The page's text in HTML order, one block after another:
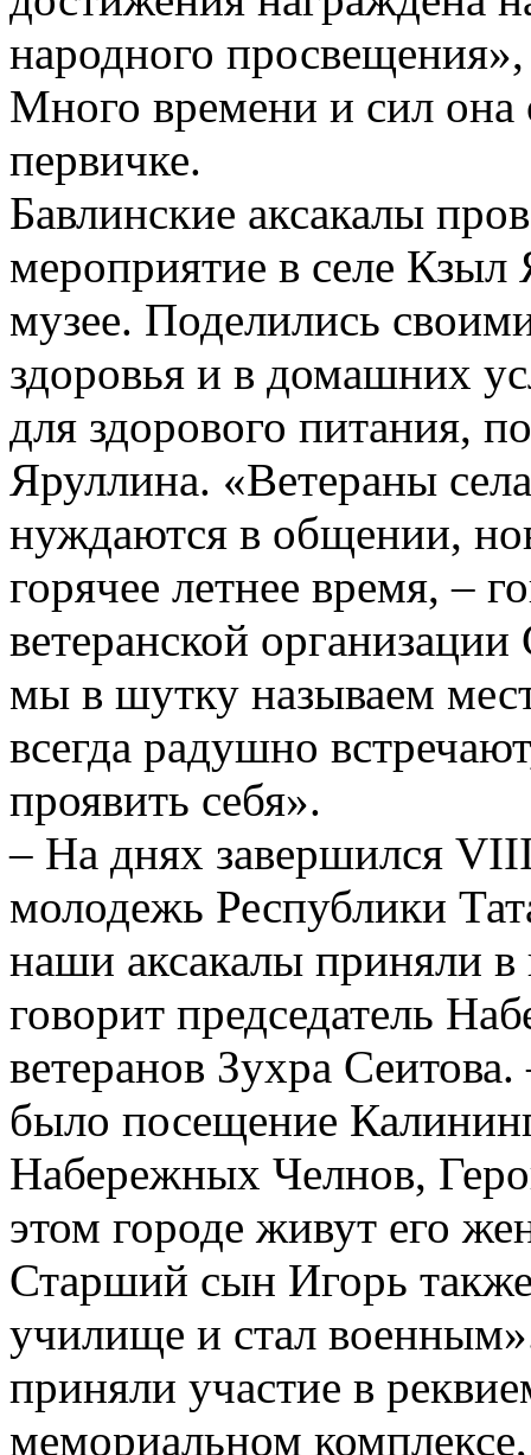
народного
Много времени и сил она
первичке.
Бавлинские аксакалы
мероприятие в селе
музее. Поделились
здоровья и в домашних
для здорового питания,
Яруллина. «Ветераны
нуждаются в общении,
горячее летнее время, –
ветеранской
мы в шутку называем
всегда радушно
проявить себя».
– На днях завершился
молодежь Республики
наши аксакалы приняли в
говорит председатель
ветеранов Зухра
было посещение
Набережных Челнов,
этом городе живут его
Старший сын Игорь
училище и стал
приняли участие в
мемориальном